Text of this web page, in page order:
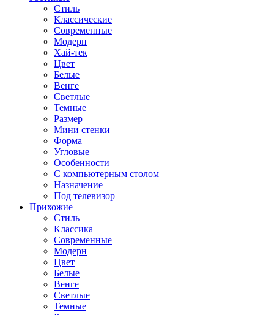
Стиль
Классические
Современные
Модерн
Хай-тек
Цвет
Белые
Венге
Светлые
Темные
Размер
Мини стенки
Форма
Угловые
Особенности
С компьютерным столом
Назначение
Под телевизор
Прихожие
Стиль
Классика
Современные
Модерн
Цвет
Белые
Венге
Светлые
Темные